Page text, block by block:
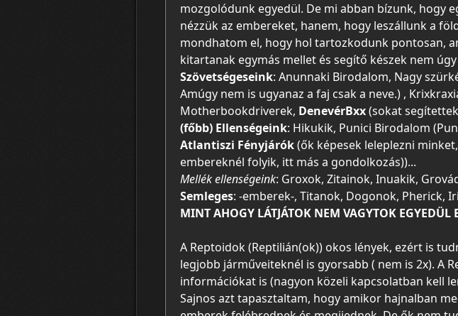
mozgolódunk egyedül. De mi abban bízunk, hogy
nézzük az embereket, hanem, hogy leszállunk a
mondhatom el, hogy hol tartozkodunk pontosan,
kitartanak egymás mellet és segítő készek nem
Szövetségeseink: Anunnaki Birodalom, Nagy
Amúgy nem is ugyanaz a faj csak a neve.) ,
Motherbookdriverek, DenevérBxx(sokat
(főbb) Ellenségeink: Hikukik, Punici Birodalom
Atlantiszi Fényjárók(ők képesek leleplezni
embereknél folyik, itt más a gondolkozás))...
Mellék ellenségeink: Groxok, Zitainok, Inuakik,
Semleges: -emberek-, Titanok, Dogonok, Pherick,
MINT AHOGY LÁTJÁTOK NEM VAGYTOK
A Reptoidok (Reptilián(ok)) okos lények, ezért is
legjobb járműveiteknél is gyorsabb ( nem is 2x). A
információkat is (nagyon közeli kapcsolatban kell
Sajnos azt tapasztaltam, hogy amikor hajnalban